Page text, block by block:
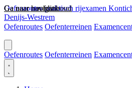
Ga naar hoofdinhoud
Ga naar navigatie
Oefenroutes praktisch rijexamen
Denijs-Westrem
Oefenroutes Oefenterreinen
Oefenroutes Oefenterreinen